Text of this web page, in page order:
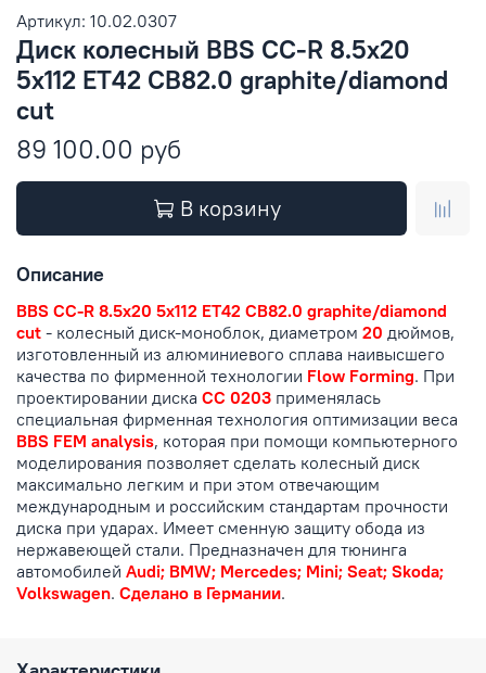
Артикул: 10.02.0307
Диск колесный BBS CC-R 8.5x20
5x112 ET42 CB82.0 graphite/diamond
cut
89 100.00 руб
В корзину
Описание
BBS CC-R 8.5x20 5x112 ET42 CB82.0 graphite/diamond
cut - колесный диск-моноблок, диаметром 20 дюймов,
изготовленный из алюминиевого сплава наивысшего
качества по фирменной технологии Flow Forming. При
проектировании диска CC 0203 применялась
специальная фирменная технология оптимизации веса
BBS FEM analysis, которая при помощи компьютерного
моделирования позволяет сделать колесный диск
максимально легким и при этом отвечающим
международным и российским стандартам прочности
диска при ударах. Имеет сменную защиту обода из
нержавеющей стали. Предназначен для тюнинга
автомобилей Audi; BMW; Mercedes; Mini; Seat; Skoda;
Volkswagen. Сделано в Германии.